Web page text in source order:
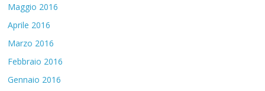
Maggio 2016
Aprile 2016
Marzo 2016
Febbraio 2016
Gennaio 2016